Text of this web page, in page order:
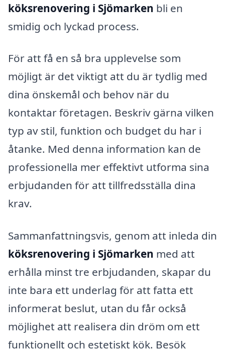
köksrenovering i Sjömarken bli en
smidig och lyckad process.
För att få en så bra upplevelse som
möjligt är det viktigt att du är tydlig med
dina önskemål och behov när du
kontaktar företagen. Beskriv gärna vilken
typ av stil, funktion och budget du har i
åtanke. Med denna information kan de
professionella mer effektivt utforma sina
erbjudanden för att tillfredsställa dina
krav.
Sammanfattningsvis, genom att inleda din
köksrenovering i Sjömarken med att
erhålla minst tre erbjudanden, skapar du
inte bara ett underlag för att fatta ett
informerat beslut, utan du får också
möjlighet att realisera din dröm om ett
funktionellt och estetiskt kök. Besök